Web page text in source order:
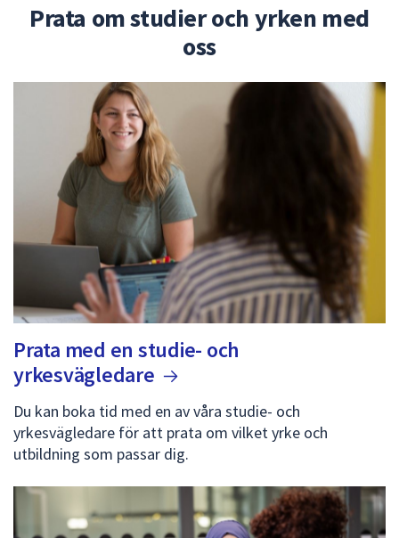
Prata om studier och yrken med
oss
Prata med en studie- och
yrkesvägledare
Du kan boka tid med en av våra studie- och
yrkesvägledare för att prata om vilket yrke och
utbildning som passar dig.